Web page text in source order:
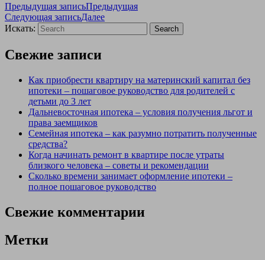
Предыдущая записьПредыдущая
Следующая записьДалее
Искать:
Search
Свежие записи
Как приобрести квартиру на материнский капитал без
ипотеки – пошаговое руководство для родителей с
детьми до 3 лет
Дальневосточная ипотека – условия получения льгот и
права заемщиков
Семейная ипотека – как разумно потратить полученные
средства?
Когда начинать ремонт в квартире после утраты
близкого человека – советы и рекомендации
Сколько времени занимает оформление ипотеки –
полное пошаговое руководство
Свежие комментарии
Метки